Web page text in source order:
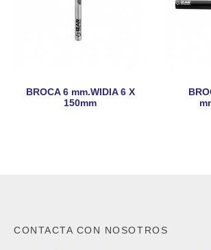
BROCA 6 mm.WIDIA 6 X
150mm
CONTACTA CON NOSOTROS